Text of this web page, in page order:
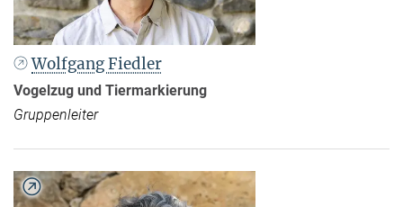
Wolfgang Fiedler
Vogelzug und Tiermarkierung
Gruppenleiter